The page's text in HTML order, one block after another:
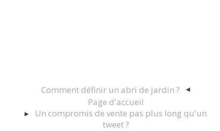
Comment définir un abri de jardin ?
Page d'accueil
Un compromis de vente pas plus long qu'un
tweet ?